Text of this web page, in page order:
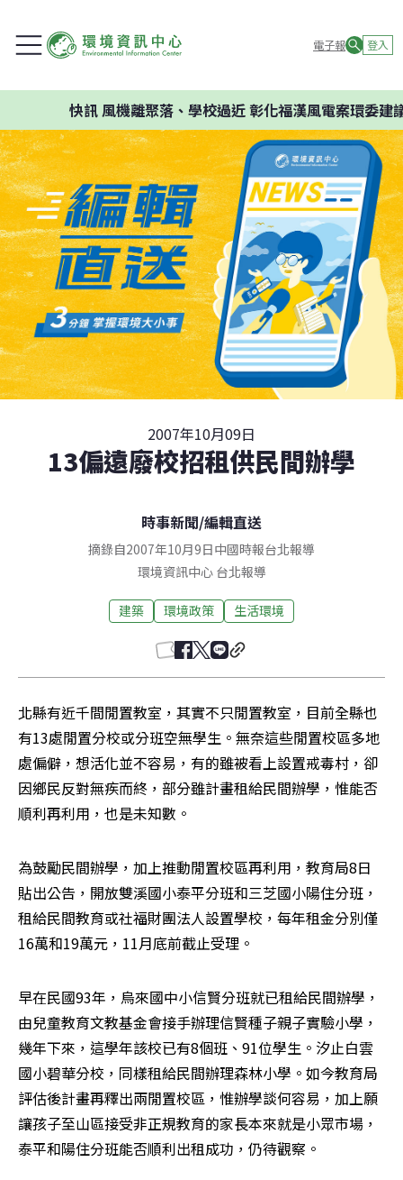
電子報 登入
快訊風機離聚落、學校過近 彰化福漢風電案環委建議
2007年10月09日
13偏遠廢校招租供民間辦學
時事新聞/編輯直送
摘錄自2007年10月9日中國時報台北報導
環境資訊中心 台北報導
建築 環境政策 生活環境
北縣有近千間閒置教室，其實不只閒置教室，目前全縣也
有13處閒置分校或分班空無學生。無奈這些閒置校區多地
處偏僻，想活化並不容易，有的雖被看上設置戒毒村，卻
因鄉民反對無疾而終，部分雖計畫租給民間辦學，惟能否
順利再利用，也是未知數。
為鼓勵民間辦學，加上推動閒置校區再利用，教育局8日
貼出公告，開放雙溪國小泰平分班和三芝國小陽住分班，
租給民間教育或社福財團法人設置學校，每年租金分別僅
16萬和19萬元，11月底前截止受理。
早在民國93年，烏來國中小信賢分班就已租給民間辦學，
由兒童教育文教基金會接手辦理信賢種子親子實驗小學，
幾年下來，這學年該校已有8個班、91位學生。汐止白雲
國小碧華分校，同樣租給民間辦理森林小學。如今教育局
評估後計畫再釋出兩閒置校區，惟辦學談何容易，加上願
讓孩子至山區接受非正規教育的家長本來就是小眾市場，
泰平和陽住分班能否順利出租成功，仍待觀察。